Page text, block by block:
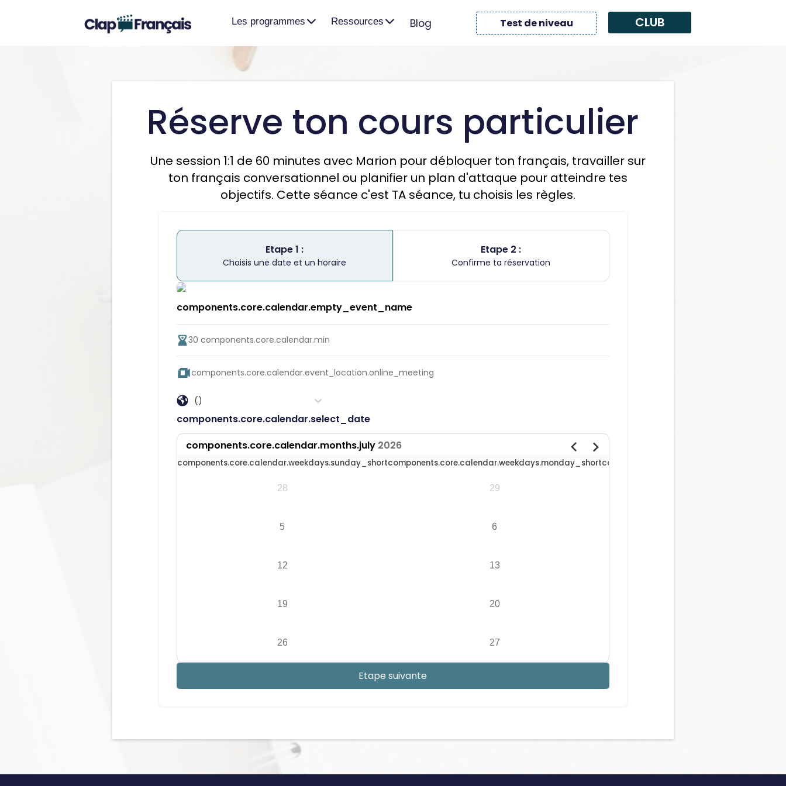
Les programmes Ressources Blog Test de niveau CLUB
Réserve ton cours particulier
Une session 1:1 de 60 minutes avec Marion pour débloquer ton français, travailler sur
ton français conversationnel ou planifier un plan d'attaque pour atteindre tes
objectifs. Cette séance c'est TA séance, tu choisis les règles.
Etape 1 :
Choisis une date et un horaire
Etape 2 :
Confirme ta réservation
components.core.calendar.empty_event_name
30 components.core.calendar.min
components.core.calendar.event_location.online_meeting
()
components.core.calendar.select_date
components.core.calendar.months.july 2026
components.core.calendar.weekdays.sunday_shortcomponents.core.calendar.weekdays.monday_short
28 29
5 6
12 13
19 20
26 27
Etape suivante